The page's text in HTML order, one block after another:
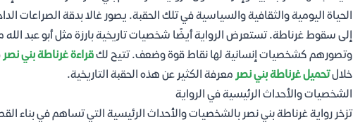
الحياة اليومية والثقافية والسياسية في تلك الحقبة. يصور غالا بدقة الصراعات
إلى سقوط غرناطة. تستعرض الرواية أيضًا شخصيات تاريخية بارزة مثل أبو عبد الله
وتصورهم كشخصيات إنسانية لها نقاط قوة وضعف. تتيح لكقراءة غرناطة بني نصر
خلالتحميل غرناطة بني نصر معرفة الكثير عن هذه الحقبة التاريخية.
الشخصيات والأحداث الرئيسية في الرواية
تزخر رواية غرناطة بني نصر بالشخصيات والأحداث الرئيسية التي تساهم في بناء